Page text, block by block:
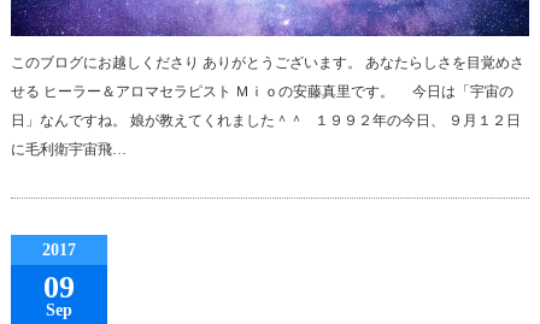
このブログにお越しくださり ありがとうございます。 あなたらしさを目覚めさ
せる ヒーラー＆アロマセラピスト Ｍｉｏの安藤真里です。 今日は「宇宙の
日」なんですね。 娘が教えてくれました＾＾ １９９２年の今日、 ９月１２日
に毛利衛宇宙飛…
2017
09
Sep